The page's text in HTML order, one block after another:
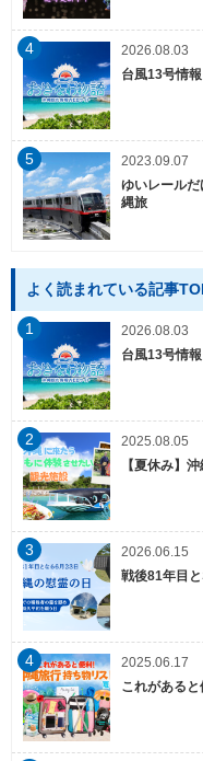
4
2026.08.03
台風13号情
5
2023.09.07
ゆいレール
縄旅
よく読まれている記事
1
2026.08.03
台風13号情
2
2025.08.05
【夏休み】
3
2026.06.15
戦後81年目
4
2025.06.17
これがあると